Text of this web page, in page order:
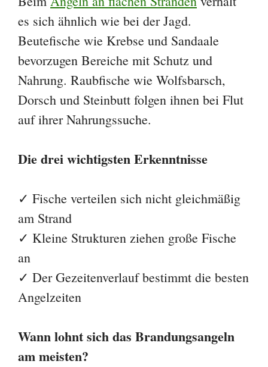
es sich ähnlich wie bei der Jagd.
Beutefische wie Krebse und Sandaale
bevorzugen Bereiche mit Schutz und
Nahrung. Raubfische wie Wolfsbarsch,
Dorsch und Steinbutt folgen ihnen bei Flut
auf ihrer Nahrungssuche.
Die drei wichtigsten Erkenntnisse
✓ Fische verteilen sich nicht gleichmäßig
am Strand
✓ Kleine Strukturen ziehen große Fische
an
✓ Der Gezeitenverlauf bestimmt die besten
Angelzeiten
Wann lohnt sich das Brandungsangeln
am meisten?